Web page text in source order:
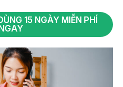
15 NGÀY MIỄN PHÍ